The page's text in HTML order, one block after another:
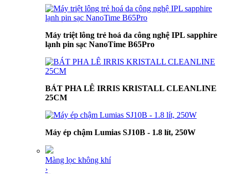
Máy triệt lông trẻ hoá da công nghệ IPL sapphire
lạnh pin sạc NanoTime B65Pro
BÁT PHA LÊ IRRIS KRISTALL CLEANLINE
25CM
Máy ép chậm Lumias SJ10B - 1.8 lít, 250W
Màng lọc không khí
›